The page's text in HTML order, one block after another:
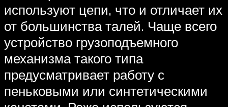
используют цепи, что и отличает их
от большинства талей. Чаще всего
устройство грузоподъемного
механизма такого типа
предусматривает работу с
пеньковыми или синтетическими